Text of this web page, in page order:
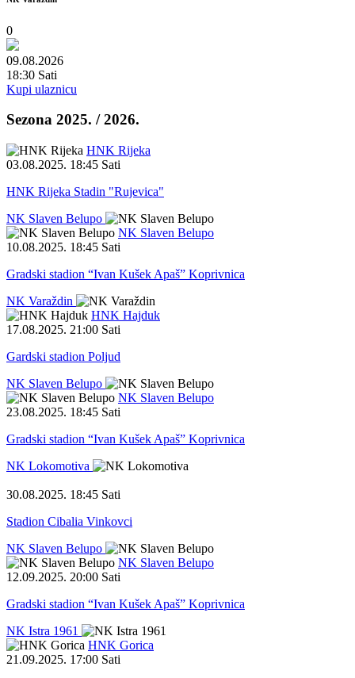
0
09.08.2026
18:30 Sati
Kupi ulaznicu
Sezona 2025. / 2026.
HNK Rijeka
03.08.2025. 18:45 Sati
HNK Rijeka Stadin "Rujevica"
NK Slaven Belupo
NK Slaven Belupo
10.08.2025. 18:45 Sati
Gradski stadion “Ivan Kušek Apaš” Koprivnica
NK Varaždin
HNK Hajduk
17.08.2025. 21:00 Sati
Gardski stadion Poljud
NK Slaven Belupo
NK Slaven Belupo
23.08.2025. 18:45 Sati
Gradski stadion “Ivan Kušek Apaš” Koprivnica
NK Lokomotiva
30.08.2025. 18:45 Sati
Stadion Cibalia Vinkovci
NK Slaven Belupo
NK Slaven Belupo
12.09.2025. 20:00 Sati
Gradski stadion “Ivan Kušek Apaš” Koprivnica
NK Istra 1961
HNK Gorica
21.09.2025. 17:00 Sati